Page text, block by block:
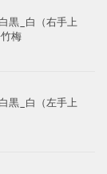
黒_白（右手上
梅
黒_白（左手上